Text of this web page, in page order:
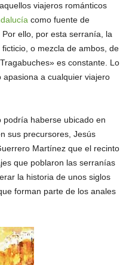
viajeros románticos
como fuente de
ello, por esta serranía, la
o mezcla de ambos, de
es constante. Lo
a cualquier viajero
podría haberse ubicado en
sus precursores, Jesús
Martínez que el recinto
que poblaron las serranías
la historia de unos siglos
forman parte de los anales